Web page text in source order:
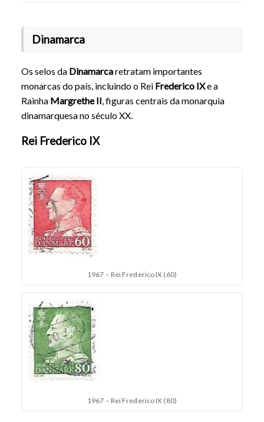
Dinamarca
Os selos da Dinamarcaretratam importantes
monarcas do país, incluindo o Rei Frederico IXe a
Rainha Margrethe II, figuras centrais da monarquia
dinamarquesa no século XX.
Rei Frederico IX
1967 – Rei Frederico IX (60)
1967 – Rei Frederico IX (80)